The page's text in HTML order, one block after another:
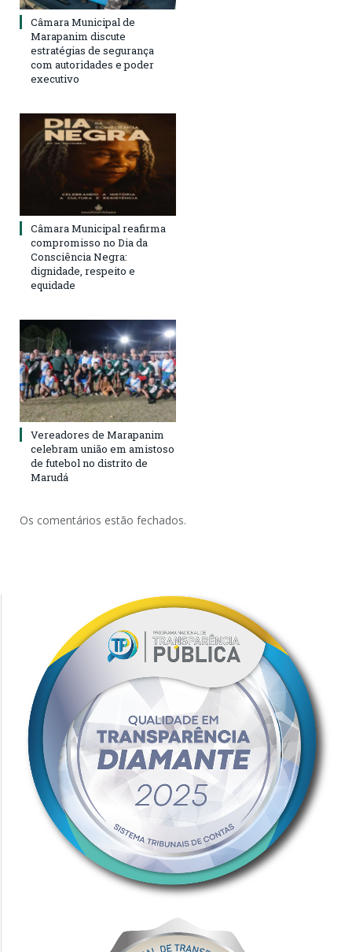
Câmara Municipal de
Marapanim discute
estratégias de segurança
com autoridades e poder
executivo
Câmara Municipal reafirma
compromisso no Dia da
Consciência Negra:
dignidade, respeito e
equidade
Vereadores de Marapanim
celebram união em amistoso
de futebol no distrito de
Marudá
Os comentários estão fechados.